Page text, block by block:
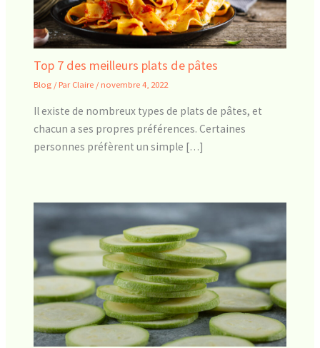
Top 7 des meilleurs plats de pâtes
Blog / Par Claire / novembre 4, 2022
Il existe de nombreux types de plats de pâtes, et
chacun a ses propres préférences. Certaines
personnes préfèrent un simple […]